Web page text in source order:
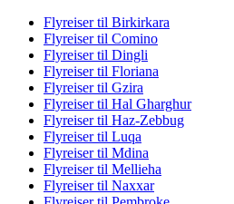
Flyreiser til Birkirkara
Flyreiser til Comino
Flyreiser til Dingli
Flyreiser til Floriana
Flyreiser til Gzira
Flyreiser til Hal Gharghur
Flyreiser til Haz-Zebbug
Flyreiser til Luqa
Flyreiser til Mdina
Flyreiser til Mellieha
Flyreiser til Naxxar